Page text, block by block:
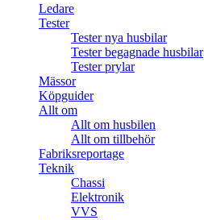
Ledare
Tester
Tester nya husbilar
Tester begagnade husbilar
Tester prylar
Mässor
Köpguider
Allt om
Allt om husbilen
Allt om tillbehör
Fabriksreportage
Teknik
Chassi
Elektronik
VVS